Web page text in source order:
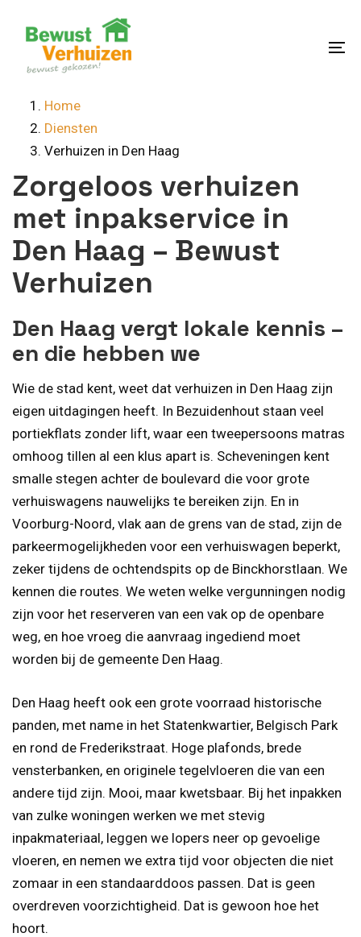
content
Home
Diensten
Verhuizen in Den Haag
Zorgeloos verhuizen
met inpakservice in
Den Haag – Bewust
Verhuizen
Den Haag vergt lokale kennis –
en die hebben we
Wie de stad kent, weet dat verhuizen in Den Haag zijn
eigen uitdagingen heeft. In Bezuidenhout staan veel
portiekflats zonder lift, waar een tweepersoons matras
omhoog tillen al een klus apart is. Scheveningen kent
smalle stegen achter de boulevard die voor grote
verhuiswagens nauwelijks te bereiken zijn. En in
Voorburg-Noord, vlak aan de grens van de stad, zijn de
parkeermogelijkheden voor een verhuiswagen beperkt,
zeker tijdens de ochtendspits op de Binckhorstlaan. We
kennen die routes. We weten welke vergunningen nodig
zijn voor het reserveren van een vak op de openbare
weg, en hoe vroeg die aanvraag ingediend moet
worden bij de gemeente Den Haag.
Den Haag heeft ook een grote voorraad historische
panden, met name in het Statenkwartier, Belgisch Park
en rond de Frederikstraat. Hoge plafonds, brede
vensterbanken, en originele tegelvloeren die van een
andere tijd zijn. Mooi, maar kwetsbaar. Bij het inpakken
van zulke woningen werken we met stevig
inpakmateriaal, leggen we lopers neer op gevoelige
vloeren, en nemen we extra tijd voor objecten die niet
zomaar in een standaarddoos passen. Dat is geen
overdreven voorzichtigheid. Dat is gewoon hoe het
hoort.